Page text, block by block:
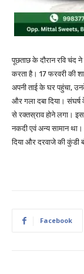
पूछताछ के दौरान रवि चंद
करता है। 17 फरवरी की
अपनी ताई के घर पहुंचा,
और गला दबा दिया।
से रक्तस्राव होने लगा।
नकदी एवं अन्य सामान
दिया और दरवाजे की कुंडी
Facebook